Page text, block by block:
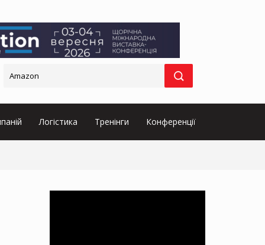
Логістика Тренінги Конференції